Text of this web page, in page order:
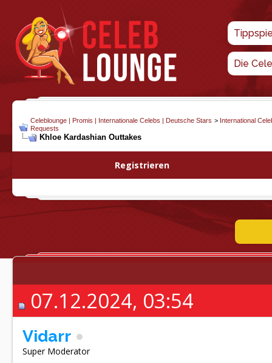
Die
Celeblounge | Promis | Internationale Celebs | Deutsche Stars > International
Requests
Khloe Kardashian Outtakes
Registrieren
07.12.2024, 03:54
Vidarr
Super Moderator